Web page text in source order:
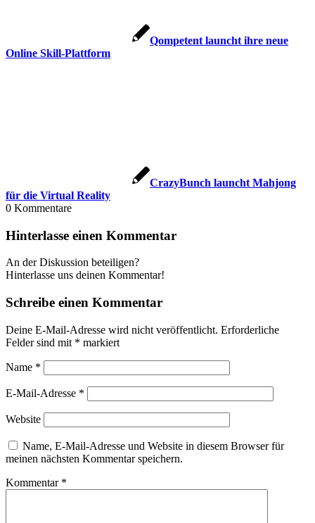
Qompetent launcht ihre neue
Online Skill-Plattform
CrazyBunch launcht Mahjong
für die Virtual Reality
0 Kommentare
Hinterlasse einen Kommentar
An der Diskussion beteiligen?
Hinterlasse uns deinen Kommentar!
Schreibe einen Kommentar
Deine E-Mail-Adresse wird nicht veröffentlicht. Erforderliche
Felder sind mit * markiert
Name *
E-Mail-Adresse *
Website
Name, E-Mail-Adresse und Website in diesem Browser für
meinen nächsten Kommentar speichern.
Kommentar *